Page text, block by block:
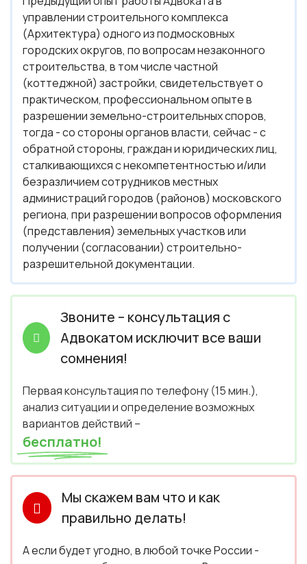
управлении строительного комплекса
(Архитектура) одного из подмосковных
городских округов, по вопросам незаконного
строительства, в том числе частной
(коттеджной) застройки, свидетельствует о
практическом, профессиональном опыте в
разрешении земельно-строительных споров,
тогда - со стороны органов власти, сейчас - с
обратной стороны, граждан и юридических лиц,
сталкивающихся с некомпетентностью и/или
безразличием сотрудников местных
администраций городов (районов) московского
региона, при разрешении вопросов оформления
(представления) земельных участков или
получении (согласовании) строительно-
разрешительной документации.
Звоните – консультация с
Адвокатом исключит все ваши
сомнения!
Первая консультация по телефону (15 мин.),
анализ ситуации и определение возможных
вариантов действий –
бесплатно!
Мы скажем вам что и как
правильно делать!
А если будет угодно, в любой точке России -